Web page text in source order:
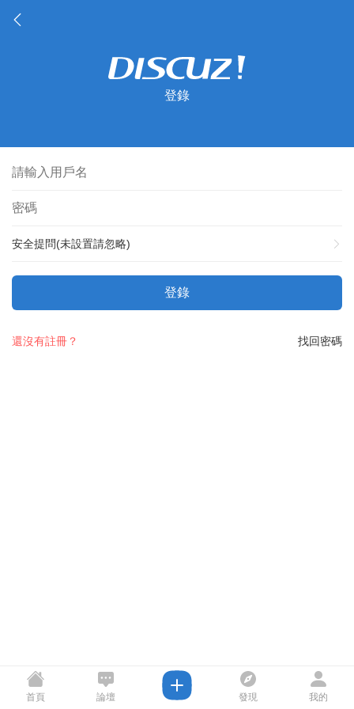
登錄
安全提問(未設置請忽略)
登錄
找回密碼
還沒有註冊？
首頁 論壇 發現 我的